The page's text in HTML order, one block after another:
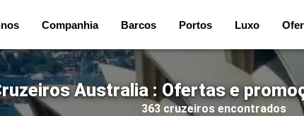
Companhia Barcos Portos Luxo
Australia : Ofertas e
363 cruzeiros encontrados